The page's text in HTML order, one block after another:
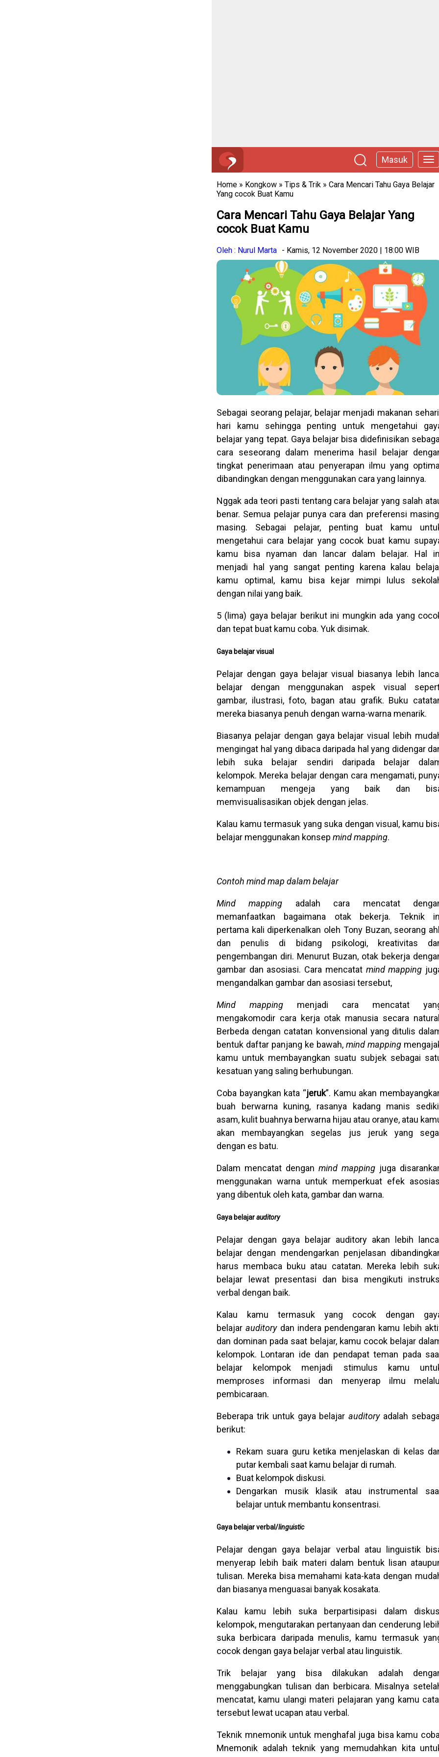
Masuk
Home » Kongkow » Tips & Trik » Cara Mencari Tahu Gaya Belajar
Yang cocok Buat Kamu
Cara Mencari Tahu Gaya Belajar Yang
cocok Buat Kamu
Oleh : Nurul Marta - Kamis, 12 November 2020 | 18:00 WIB
Sebagai seorang pelajar, belajar menjadi makanan
hari kamu sehingga penting untuk mengetahui
belajar yang tepat. Gaya belajar bisa didefinisikan
cara seseorang dalam menerima hasil belajar
tingkat penerimaan atau penyerapan ilmu yang
dibandingkan dengan menggunakan cara yang lainnya.
Nggak ada teori pasti tentang cara belajar yang salah
benar. Semua pelajar punya cara dan preferensi
masing. Sebagai pelajar, penting buat kamu
mengetahui cara belajar yang cocok buat kamu
kamu bisa nyaman dan lancar dalam belajar. Hal
menjadi hal yang sangat penting karena kalau
kamu optimal, kamu bisa kejar mimpi lulus
dengan nilai yang baik.
5 (lima) gaya belajar berikut ini mungkin ada yang
dan tepat buat kamu coba. Yuk disimak.
Gaya belajar visual
Pelajar dengan gaya belajar visual biasanya lebih
belajar dengan menggunakan aspek visual
gambar, ilustrasi, foto, bagan atau grafik. Buku
mereka biasanya penuh dengan warna-warna menarik.
Biasanya pelajar dengan gaya belajar visual lebih
mengingat hal yang dibaca daripada hal yang didengar
lebih suka belajar sendiri daripada belajar
kelompok. Mereka belajar dengan cara mengamati,
kemampuan mengeja yang baik dan
memvisualisasikan objek dengan jelas.
Kalau kamu termasuk yang suka dengan visual, kamu
belajar menggunakan konsep mind mapping.
Contoh mind map dalam belajar
Mind mapping adalah cara mencatat
memanfaatkan bagaimana otak bekerja. Teknik
pertama kali diperkenalkan oleh Tony Buzan, seorang
dan penulis di bidang psikologi, kreativitas
pengembangan diri. Menurut Buzan, otak bekerja
gambar dan asosiasi. Cara mencatat mind mapping
mengandalkan gambar dan asosiasi tersebut,
Mind mapping menjadi cara mencatat
mengakomodir cara kerja otak manusia secara
Berbeda dengan catatan konvensional yang ditulis
bentuk daftar panjang ke bawah, mind mapping
kamu untuk membayangkan suatu subjek sebagai
kesatuan yang saling berhubungan.
Coba bayangkan kata “jeruk”. Kamu akan
buah berwarna kuning, rasanya kadang manis
asam, kulit buahnya berwarna hijau atau oranye, atau
akan membayangkan segelas jus jeruk yang
dengan es batu.
Dalam mencatat dengan mind mapping juga
menggunakan warna untuk memperkuat efek
yang dibentuk oleh kata, gambar dan warna.
Gaya belajarauditory
Pelajar dengan gaya belajar auditory akan lebih
belajar dengan mendengarkan penjelasan
harus membaca buku atau catatan. Mereka lebih
belajar lewat presentasi dan bisa mengikuti
verbal dengan baik.
Kalau kamu termasuk yang cocok dengan
belajarauditory dan indera pendengaran kamu lebih
dan dominan pada saat belajar, kamu cocok belajar
kelompok. Lontaran ide dan pendapat teman pada
belajar kelompok menjadi stimulus kamu
memproses informasi dan menyerap ilmu
pembicaraan.
Beberapa trik untuk gaya belajarauditory adalah
berikut:
Rekam suara guru ketika menjelaskan di kelas
putar kembali saat kamu belajar di rumah.
Buat kelompok diskusi.
Dengarkan musik klasik atau instrumental
belajar untuk membantu konsentrasi.
Gaya belajar verbal/linguistic
Pelajar dengan gaya belajar verbal atau linguistik
menyerap lebih baik materi dalam bentuk lisan
tulisan. Mereka bisa memahami kata-kata dengan
dan biasanya menguasai banyak kosakata.
Kalau kamu lebih suka berpartisipasi dalam
kelompok, mengutarakan pertanyaan dan cenderung
suka berbicara daripada menulis, kamu termasuk
cocok dengan gaya belajar verbal atau linguistik.
Trik belajar yang bisa dilakukan adalah
menggabungkan tulisan dan berbicara. Misalnya
mencatat, kamu ulangi materi pelajaran yang kamu
tersebut lewat ucapan atau verbal.
Teknik mnemonik untuk menghafal juga bisa kamu
Mnemonik adalah teknik yang memudahkan kita